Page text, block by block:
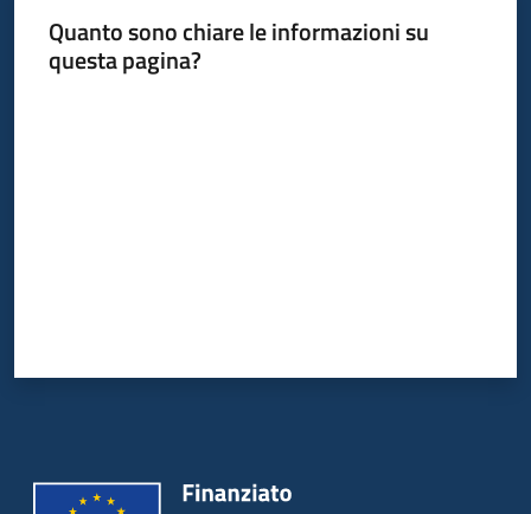
Piani
Programmi
Quanto sono chiare le informazioni su
questa pagina?